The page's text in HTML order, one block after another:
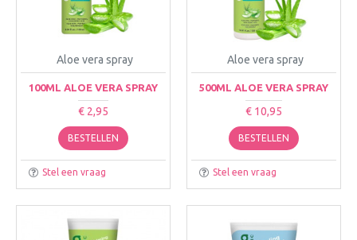
Aloe vera spray
100ML ALOE VERA SPRAY
€ 2,95
BESTELLEN
Stel een vraag
Aloe vera spray
500ML ALOE VERA SPRAY
€ 10,95
BESTELLEN
Stel een vraag